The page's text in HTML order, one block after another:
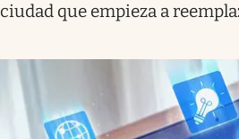
ciudad que empieza a